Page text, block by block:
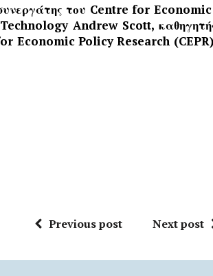
του Centre for
Andrew Scott,
Economic Policy Research
Previous post Next post